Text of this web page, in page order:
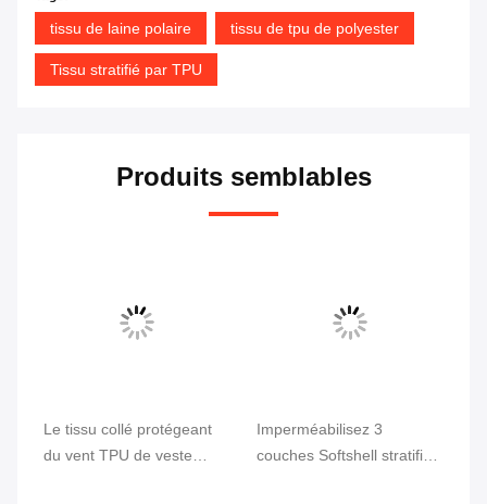
tissu de laine polaire tissu de tpu de polyester
Tissu stratifié par TPU
Produits semblables
Le tissu collé protégeant
du vent TPU de veste
Imperméabilisez 3
couches Softshell stratifié